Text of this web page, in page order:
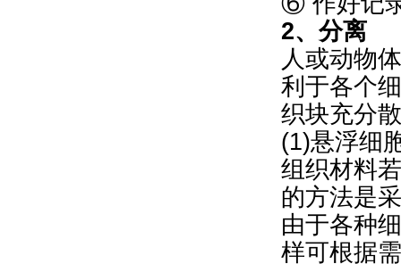
2、分离
人或动物
利于各个
织块充分
(1)悬浮细
组织材料
的方法是
由于各种
样可根据